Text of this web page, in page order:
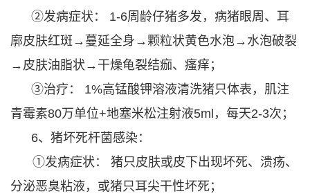
②发病症状： 1-6周龄仔猪多发，病猪眼周、耳
廓皮肤红斑→蔓延全身→颗粒状黄色水泡→水泡破裂
→皮肤油脂状→干燥龟裂结痂、瘙痒；
③治疗： 1%高锰酸钾溶液清洗猪只体表，肌注
青霉素80万单位+地塞米松注射液5ml，每天2-3次；
6、猪坏死杆菌感染：
①发病症状： 猪只皮肤或皮下出现坏死、溃疡、
分泌恶臭粘液，或猪只耳尖干性坏死；